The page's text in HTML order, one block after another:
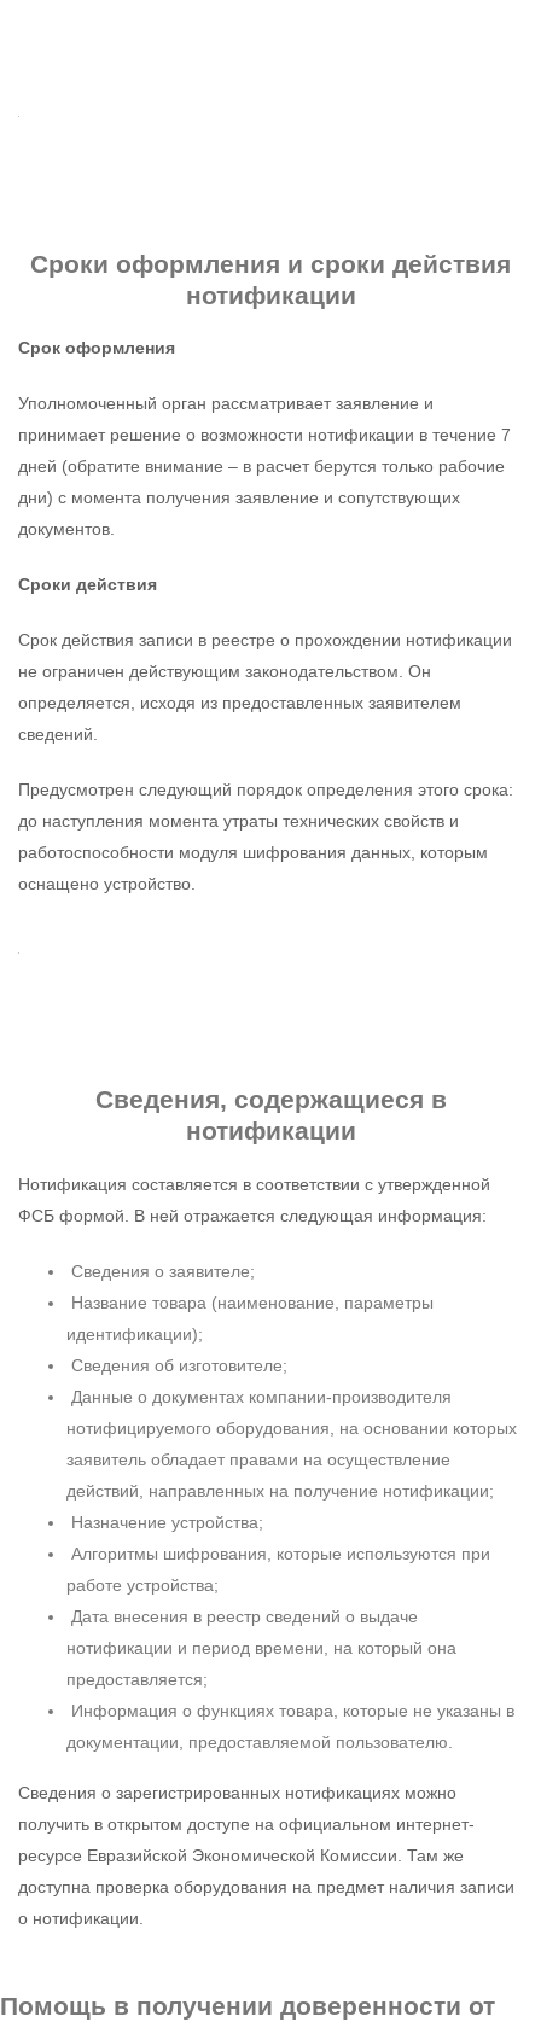
Сроки оформления и сроки действия
нотификации
Срок оформления
Уполномоченный орган рассматривает заявление и
принимает решение о возможности нотификации в течение 7
дней (обратите внимание – в расчет берутся только рабочие
дни) с момента получения заявление и сопутствующих
документов.
Сроки действия
Срок действия записи в реестре о прохождении нотификации
не ограничен действующим законодательством. Он
определяется, исходя из предоставленных заявителем
сведений.
Предусмотрен следующий порядок определения этого срока:
до наступления момента утраты технических свойств и
работоспособности модуля шифрования данных, которым
оснащено устройство.
Сведения, содержащиеся в
нотификации
Нотификация составляется в соответствии с утвержденной
ФСБ формой. В ней отражается следующая информация:
Сведения о заявителе;
Название товара (наименование, параметры
идентификации);
Сведения об изготовителе;
Данные о документах компании-производителя
нотифицируемого оборудования, на основании которых
заявитель обладает правами на осуществление
действий, направленных на получение нотификации;
Назначение устройства;
Алгоритмы шифрования, которые используются при
работе устройства;
Дата внесения в реестр сведений о выдаче
нотификации и период времени, на который она
предоставляется;
Информация о функциях товара, которые не указаны в
документации, предоставляемой пользователю.
Сведения о зарегистрированных нотификациях можно
получить в открытом доступе на официальном интернет-
ресурсе Евразийской Экономической Комиссии. Там же
доступна проверка оборудования на предмет наличия записи
о нотификации.
Помощь в получении доверенности от